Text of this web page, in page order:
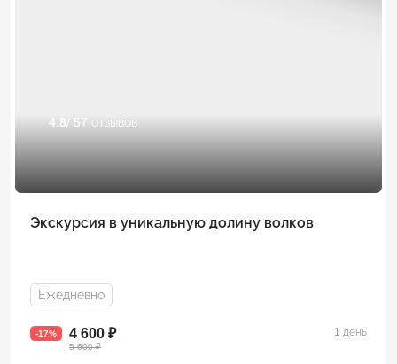
4.8/ 57 отзывов
Экскурсия в уникальную долину волков
Ежедневно
-17% 4 600 ₽
5 600 ₽
1 день